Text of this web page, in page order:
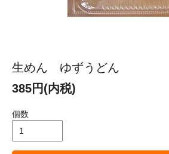
生めん ゆずうどん
385円(内税)
個数